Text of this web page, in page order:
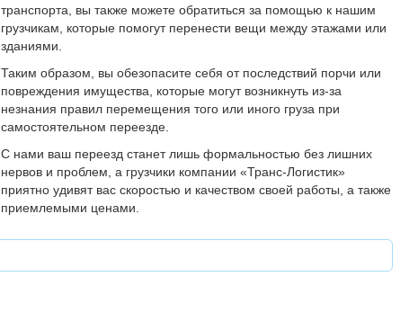
транспорта, вы также можете обратиться за помощью к нашим
грузчикам, которые помогут перенести вещи между этажами или
зданиями.
Таким образом, вы обезопасите себя от последствий порчи или
повреждения имущества, которые могут возникнуть из-за
незнания правил перемещения того или иного груза при
самостоятельном переезде.
С нами ваш переезд станет лишь формальностью без лишних
нервов и проблем, а грузчики компании «Транс-Логистик»
приятно удивят вас скоростью и качеством своей работы, а также
приемлемыми ценами.